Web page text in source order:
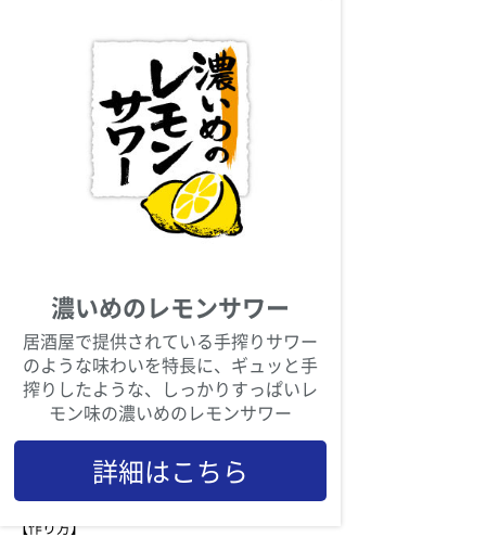
クリームチーズ：90～100g
ミックスナッツ：20g
マカダミアナッツ：3粒
カシューナッツ：3粒
塩：ひとつまみ
粗びきコショウ：少々
クラッカー：お好みで
【作り方】
濃いめのレモンサワー
居酒屋で提供されている手搾りサワー
のような味わいを特長に、ギュッと手
搾りしたような、しっかりすっぱいレ
モン味の濃いめのレモンサワー
詳細はこちら